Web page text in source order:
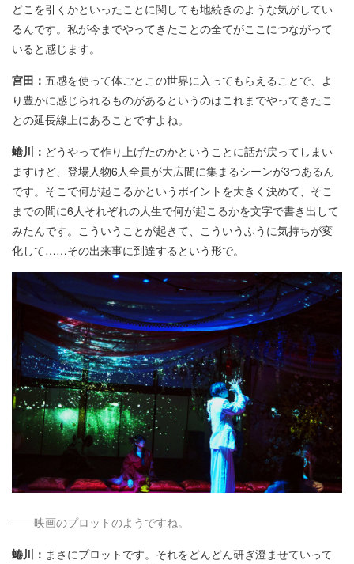
どこを引くかといったことに関しても地続きのような気がしてい
るんです。私が今までやってきたことの全てがここにつながって
いると感じます。
宮田： 五感を使って体ごとこの世界に入ってもらえることで、よ
り豊かに感じられるものがあるというのはこれまでやってきたこ
との延長線上にあることですよね。
蜷川： どうやって作り上げたのかということに話が戻ってしまい
ますけど、登場人物6人全員が大広間に集まるシーンが3つあるん
です。そこで何が起こるかというポイントを大きく決めて、そこ
までの間に6人それぞれの人生で何が起こるかを文字で書き出して
みたんです。こういうことが起きて、こういうふうに気持ちが変
化して……その出来事に到達するという形で。
――映画のプロットのようですね。
蜷川： まさにプロットです。それをどんどん研ぎ澄ませていって